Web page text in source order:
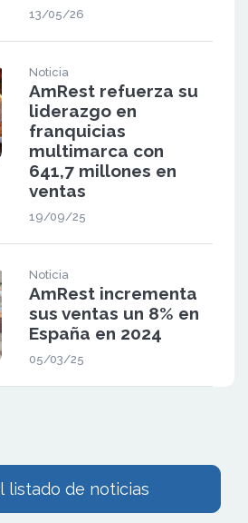
13/05/26
Noticia
AmRest refuerza su
liderazgo en
franquicias
multimarca con
641,7 millones en
ventas
19/09/25
Noticia
AmRest incrementa
sus ventas un 8% en
España en 2024
05/03/25
listado de noticias